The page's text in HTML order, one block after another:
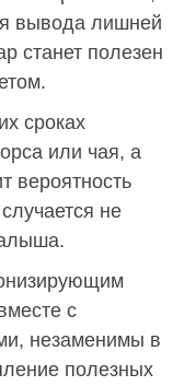
вывода лишней
станет полезен
сроках
или чая, а
вероятность
не
с
незаменимы в
полезных